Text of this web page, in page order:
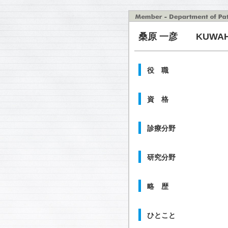
桑原 一彦
役 職
資 格
診療分野
研究分野
略 歴
ひとこと